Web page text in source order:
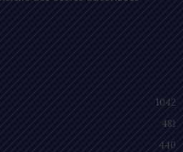
1042
481
440